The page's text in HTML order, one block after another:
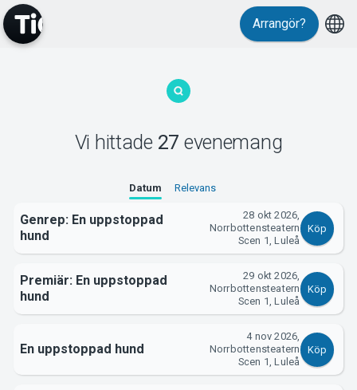
Evenemang
MyTickster
Support
Arrangör?
Vi hittade 27 evenemang
Datum Relevans
Genrep: En uppstoppad
hund
28 okt 2026,
Norrbottensteatern
Scen 1, Luleå
Köp
Premiär: En uppstoppad
hund
29 okt 2026,
Norrbottensteatern
Scen 1, Luleå
Köp
En uppstoppad hund
4 nov 2026,
Norrbottensteatern
Scen 1, Luleå
Köp